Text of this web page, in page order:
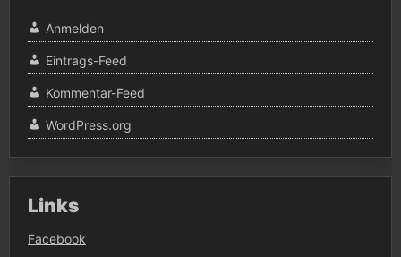
Anmelden
Eintrags-Feed
Kommentar-Feed
WordPress.org
Links
Facebook